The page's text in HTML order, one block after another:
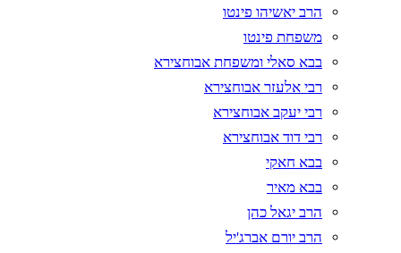
הרב יאשיהו פינטו
משפחת פינטו
בבא סאלי ומשפחת אבוחצירא
רבי אלעזר אבוחצירא
רבי יעקב אבוחצירא
רבי דוד אבוחצירא
בבא חאקי
בבא מאיר
הרב יגאל כהן
הרב יורם אברג'יל